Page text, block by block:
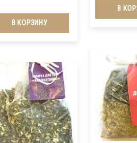
В
В КОРЗИНУ